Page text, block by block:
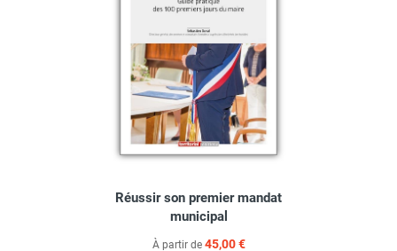
Réussir son premier mandat
municipal
À partir de 45,00 €